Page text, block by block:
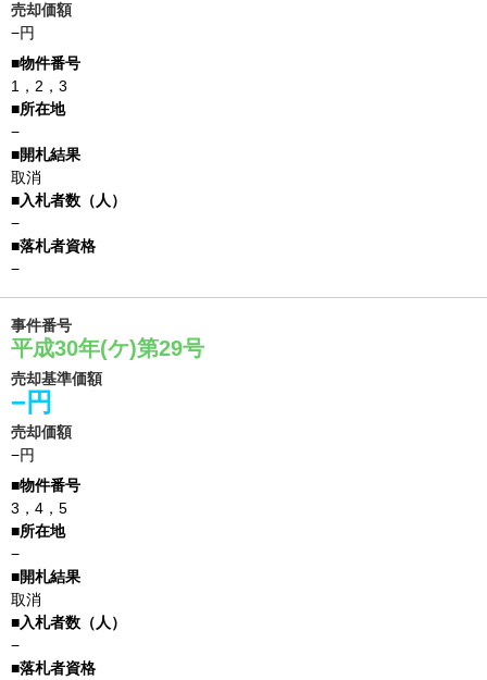
売却価額
−円
1，2，3
−
取消
−
−
事件番号
平成30年(ケ)第29号
売却基準価額
−円
売却価額
−円
3，4，5
−
取消
−